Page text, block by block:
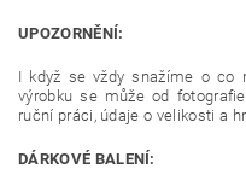
UPOZORNĚNÍ:
I když se vždy snažíme o co
výrobku se může od
ruční práci, údaje o velikosti a
DÁRKOVÉ BALENÍ: